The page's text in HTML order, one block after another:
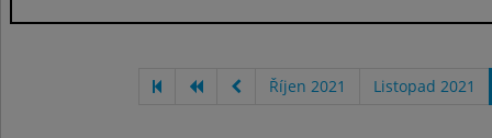
Říjen 2021 Listopad 2021